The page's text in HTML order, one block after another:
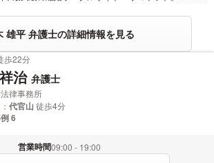
雄平 弁護士の詳細情報を見る
歩22分
治 弁護士
律事務所
代官山 徒歩4分
6
営業時間09:00 - 19:00